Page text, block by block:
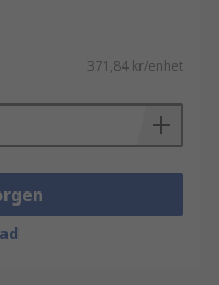
371,84 kr/enhet